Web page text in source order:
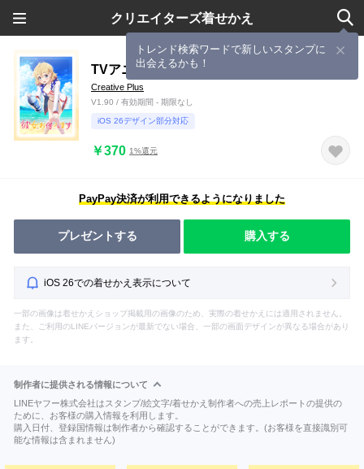
クリエイターズ着せかえ
トレンド検索ワードで新しいスタンプに
出会えるかも！
TVアニメ「彼女、お借りします」(麻美ver.)
Creative Plus
V1.90 / 有効期間 - 期限なし
iOS 26デザイン部分対応
￥370 1%還元
PayPay決済が利用できるようになりました
プレゼントする 購入する
iOS 26での着せかえ表示について
一部の画像は着せかえショップ掲載用の画像のため、実際の着せかえには適用されません。
また、ご利用のLINEバージョンが最新でない場合、一部の画面デザインが異なる場合があり
ます。
制作者に提供される情報について
LINEヤフー株式会社はスタンプ/絵文字/着せかえ制作者への売上レポートの提供の
ために、お客様の購入情報を利用します。
購入日付、登録国情報は制作者から確認することができます。(お客様を直接識別可
能な情報は含まれません)